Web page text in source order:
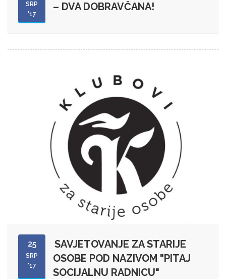
SRP
'17
– DVA DOBRAVČANA!
25
SRP
'17
SAVJETOVANJE ZA STARIJE
OSOBE POD NAZIVOM "PITAJ
SOCIJALNU RADNICU"